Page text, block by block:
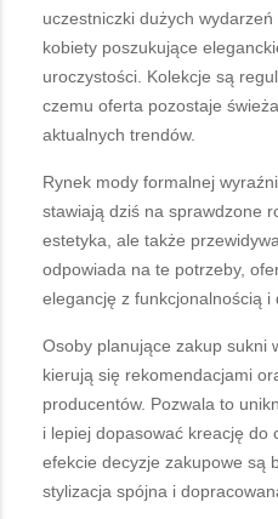
uczestniczki dużych
kobiety poszukujące
uroczystości. Kolekcje są
czemu oferta pozostaje
aktualnych trendów.
Rynek mody formalnej
stawiają dziś na sprawdzone
estetyka, ale także
odpowiada na te potrzeby,
elegancję z funkcjonalnością i
Osoby planujące zakup sukni
kierują się rekomendacjami
producentów. Pozwala to
i lepiej dopasować kreację do
efekcie decyzje zakupowe są
stylizacja spójna i